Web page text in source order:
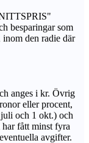
besparingar som
inom den radie där
anges i kr. Övrig
eller procent,
och 1 okt.) och
har fått minst fyra
avgifter.